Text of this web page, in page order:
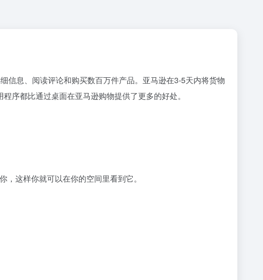
信息、阅读评论和购买数百万件产品。亚马逊在3-5天内将货物
序都比通过桌面在亚马逊购物提供了更多的好处。
这样你就可以在你的空间里看到它。